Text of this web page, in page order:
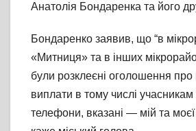
Анатолія Бондаренка та його
Бондаренко заявив, що “в
«Митниця» та в інших
були розклеєні оголошення про
виплати в тому числі
телефони, вказані — мій та